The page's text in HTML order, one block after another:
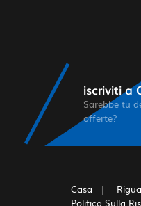
iscriviti a
Sarebbe tu
offerte?
Casa
Politica Sulla